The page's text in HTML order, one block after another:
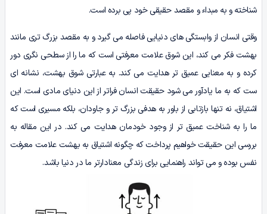
شناخته و به مبداء و مقصد حقیقی خود پی برده است.
وقتی انسان از وابستگی های دنیایی فاصله می گیرد و به مقصد بزرگ تری مانند
بهشت فکر می کند، این شوق علامت معرفتی است که ما را از سطحی نگری دور
کرده و به معنایی عمیق تر هدایت می کند. به عبارتی شوق بهشت، نشانه ای
ست که به ما یادآور می شود حقیقت انسان فراتر از این دنیای مادی است. این
اشتیاق، نه تنها بازتابی از باور به هدفی بزرگ تر و جاودان، بلکه مسیری است که
ما را به شناخت عمیق تر از وجود خودمان هدایت می کند. در این مقاله به
بررسی این حقیقت خواهیم پرداخت که چگونه اشتیاق به بهشت علامت معرفت
نفس بوده و می تواند راهنمایی برای زندگی معنادارتر ما در دنیا باشد.